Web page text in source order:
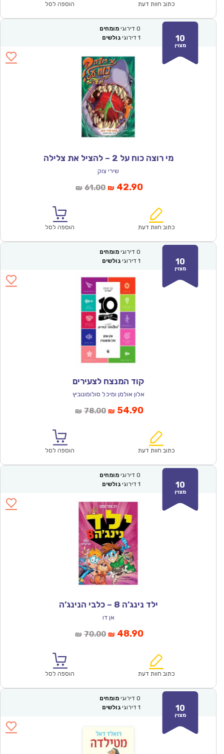
₪86.00.
כתוב חוות דעת הוספה לסל
10
מצוין
0 דירוגי מומחים
1 דירוגי גולשים
מי רוצה כוח על 2 – להציל את צלילה
שירי צוק
₪ 61.00המחיר
₪61.00.
₪ 42.90המחיר
הוא:
כתוב חוות דעת הוספה לסל
10
מצוין
0 דירוגי מומחים
1 דירוגי גולשים
קוד המנצח לצעירים
אלון אולמן ומיכל סולומונוביץ
₪ 78.00המחיר
₪78.00.
₪ 54.90המחיר
הוא:
כתוב חוות דעת הוספה לסל
10
מצוין
0 דירוגי מומחים
1 דירוגי גולשים
ילד נינג’ה 8 – כלבי הנינג’ה
אן דו
₪ 70.00המחיר
₪70.00.
₪ 48.90המחיר
הוא:
כתוב חוות דעת הוספה לסל
10
מצוין
0 דירוגי מומחים
1 דירוגי גולשים